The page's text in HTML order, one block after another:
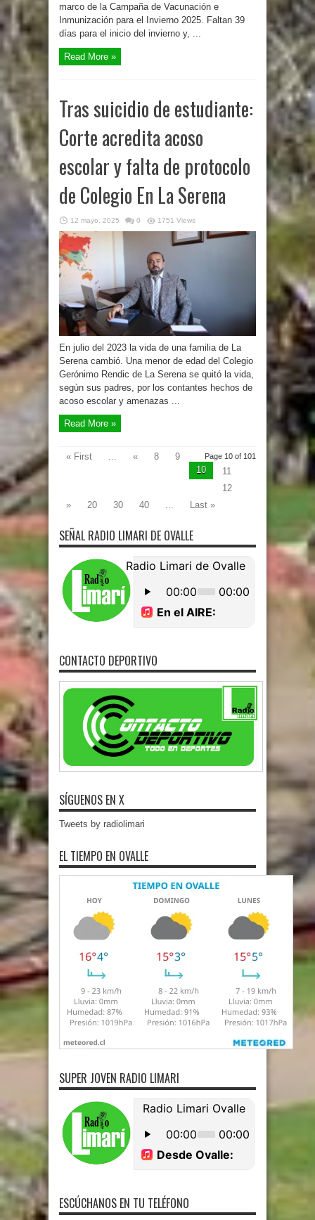
marco de la Campaña de Vacunación e
Inmunización para el Invierno 2025. Faltan 39
días para el inicio del invierno y, ...
Read More »
Tras suicidio de estudiante:
Corte acredita acoso
escolar y falta de protocolo
de Colegio En La Serena
12 mayo, 2025 0 1751 Views
En julio del 2023 la vida de una familia de La
Serena cambió. Una menor de edad del Colegio
Gerónimo Rendic de La Serena se quitó la vida,
según sus padres, por los contantes hechos de
acoso escolar y amenazas ...
Read More »
Page 10 of 101
« First ... « 8
9
10
11
12
»
20 30 40 ... Last »
SEÑAL RADIO LIMARI DE OVALLE
CONTACTO DEPORTIVO
SÍGUENOS EN X
Tweets by radiolimari
EL TIEMPO EN OVALLE
SUPER JOVEN RADIO LIMARI
ESCÚCHANOS EN TU TELÉFONO